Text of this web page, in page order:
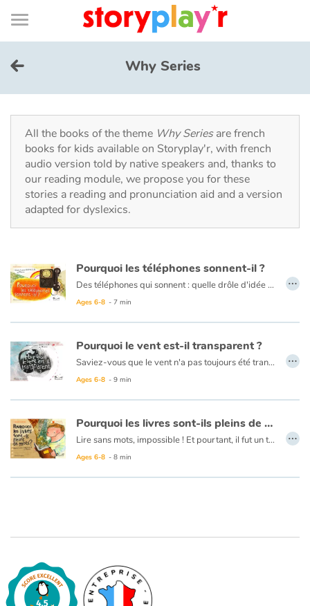
Connexion
Bibliothèque
de
page
Menu
Log in
Try for free
Library
Awards
Tales and classics in french
Fable, myth, literature and poetry
Princesses and princes, kings, queens and dragons
Ogres, monsters and witches
Heroines and Heroes
Ecology, nature, seasons
Learning
Why Series
All the books of the theme Why Seriesare french
books for kids available on Storyplay'r, with french
audio version told by native speakers and, thanks to
our reading module, we propose you for these
stories a reading and pronunciation aid and a version
adapted for dyslexics.
Pourquoi les téléphones sonnent-il ?
Des téléphones qui sonnent : quelle drôle d'idée ! Après tout, il devait bien y avoir d'autres solutions… Alors pourquoi ont-elles été écartées ?
Ages 6-8 - 7 min
…
Pourquoi le vent est-il transparent ?
Saviez-vous que le vent n'a pas toujours été transparent ? Voici le récit du temps où chaque vent avait sa couleur et son humeur. Voici le récit du jour où les hommes ont osé copier leurs couleurs...
Ages 6-8 - 9 min
…
Pourquoi les livres sont-ils pleins de mots ?
Lire sans mots, impossible ! Et pourtant, il fut un temps où les livres étaient si blancs qu'ils ne pouvaient se lire avec les yeux, mais avec l'imagination...
Ages 6-8 - 8 min
…